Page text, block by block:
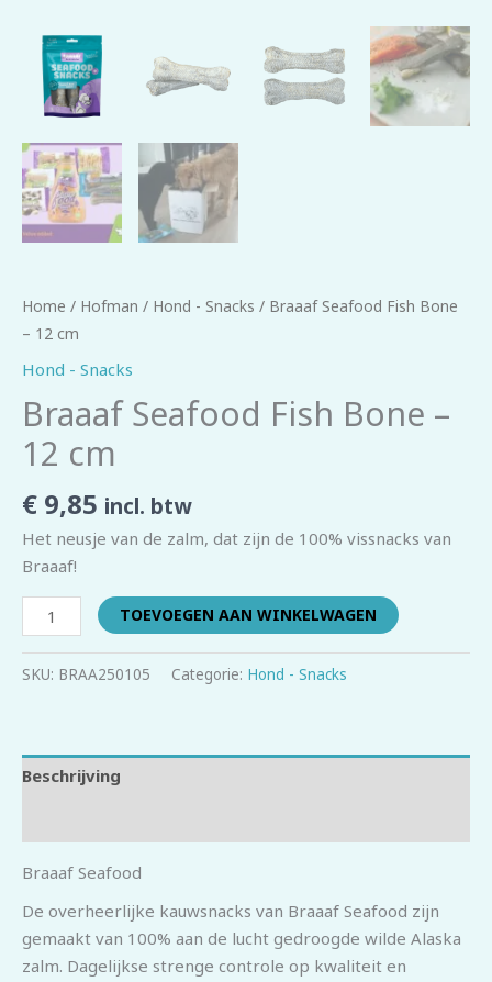
Home / Hofman / Hond - Snacks / Braaaf Seafood Fish Bone
– 12 cm
Hond - Snacks
Braaaf Seafood Fish Bone –
12 cm
€ 9,85 incl. btw
Het neusje van de zalm, dat zijn de 100% vissnacks van
Braaaf!
TOEVOEGEN AAN WINKELWAGEN
SKU: BRAA250105 Categorie: Hond - Snacks
Beschrijving
Braaaf Seafood
De overheerlijke kauwsnacks van Braaaf Seafood zijn
gemaakt van 100% aan de lucht gedroogde wilde Alaska
zalm. Dagelijkse strenge controle op kwaliteit en